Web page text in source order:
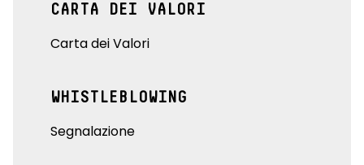
CARTA DEI VALORI
Carta dei Valori
WHISTLEBLOWING
Segnalazione